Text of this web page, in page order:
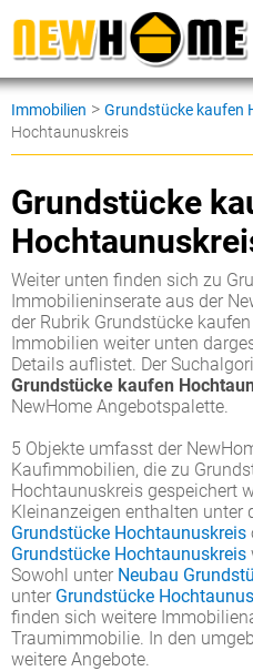
Immobilien > Grundstücke kaufen
Hochtaunuskreis
Grundstücke
Weiter unten finden sich zu
Immobilieninserate aus der
der Rubrik Grundstücke
Immobilien weiter unten
Details auflistet. Der
Grundstücke kaufen
NewHome Angebotspalette.
5 Objekte umfasst der
Kaufimmobilien, die zu
Hochtaunuskreis gespeichert
Kleinanzeigen enthalten unter
Grundstücke Hochtaunuskreis
Grundstücke Hochtaunuskreis
Sowohl unter Neubau
unter Grundstücke
finden sich weitere
Traumimmobilie. In den
weitere Angebote.